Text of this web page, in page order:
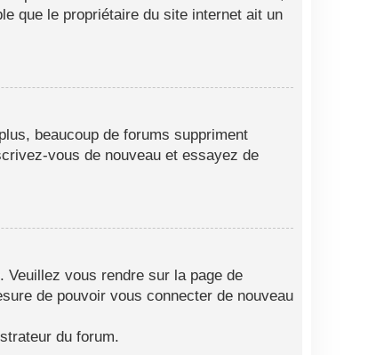
que le propriétaire du site internet ait un
beaucoup de forums suppriment
vous de nouveau et essayez de
vous rendre sur la page de
de pouvoir vous connecter de nouveau
du forum.